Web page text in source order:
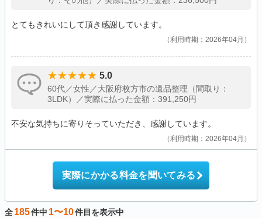
とてもきれいにして頂き感謝しています。
利用時期：2026年04月
5.0
60代／女性／大阪府枚方市の遺品整理（間取り：
3LDK）／実際に払った金額：391,250円
不安な気持ちに寄りそっていただき、感謝しています。
利用時期：2026年04月
実際にかかる料金を聞いてみる
全185件中 1〜10件目を表示中